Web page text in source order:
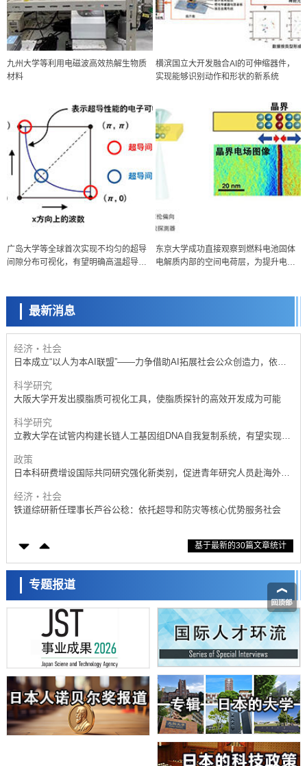
九州大学等利用电磁波高效热解生物质
材料
横滨国立大开发融合AI的可伸缩器件，
实现能够识别动作和形状的新系统
广岛大学等全球首次实现不均匀的超导
间隙分布可视化，有望明确高温超导机
东京大学成功直接观察到燃料电池固体
电解质内部的空间电荷层，为提升电池
最新消息
日本科研费增设国际共同研究强化新类别，促进青年研究人员赴海外开
展研究
科学研究
开发出300亿年仅误差1秒的光晶格钟，构建网络将其打造为下一代社会
基础设施
经济・社会
日本成立“以人为本AI联盟”——力争借助AI拓展社会公众创造力，依托
科学研究
大阪大学开发出膜脂质可视化工具，使脂质探针的高效开发成为可能
科学研究
立教大学在试管内构建长链人工基因组DNA自我复制系统，有望实现携
政策
日本科研费增设国际共同研究强化新类别，促进青年研究人员赴海外开
经济・社会
铁道综研新任理事长芦谷公稔：依托超导和防灾等核心优势服务社会
东京大学通过叶绿体基因组编辑技术强化碳固定酶，成功提高光合作用
科学研究
藤田医科大学等成功鉴定出非结核分枝杆菌生存的必需基因，首次揭示
该基因的必要性因菌株而异
经济・社会
【AI法下篇】如何应对AI的不可控性——中央大学平野晋教授专访
科学研究
日本学术会议：为保持土壤健康应采取哪些措施？探讨土壤保护与强化
的具体对策
科学研究
大阪大学开发基于水氢键网络的温度预测新方法，AI从分子排列信息中
高精度解读
经济・社会
【AI法上篇】如何对“将人生交给AI”保持危机感——中央大学平野晋教
基于最新的30篇文章统计
专题报道